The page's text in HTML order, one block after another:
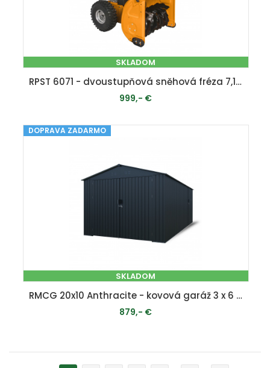
SKLADOM
RPST 6071 - dvoustupňová sněhová fréza 7,1 HP s elektrostartem
999,- €
PRIDAŤ DO KOŠÍKA
DOPRAVA ZADARMO
SKLADOM
RMCG 20x10 Anthracite - kovová garáž 3 x 6 m se sedlovou střechou Antracit
879,- €